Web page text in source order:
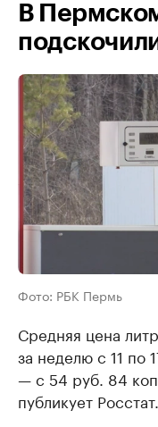
В
Фото: РБК Пермь
Средняя цена
за неделю с 11 по
— с 54 руб. 84
публикует Росстат.